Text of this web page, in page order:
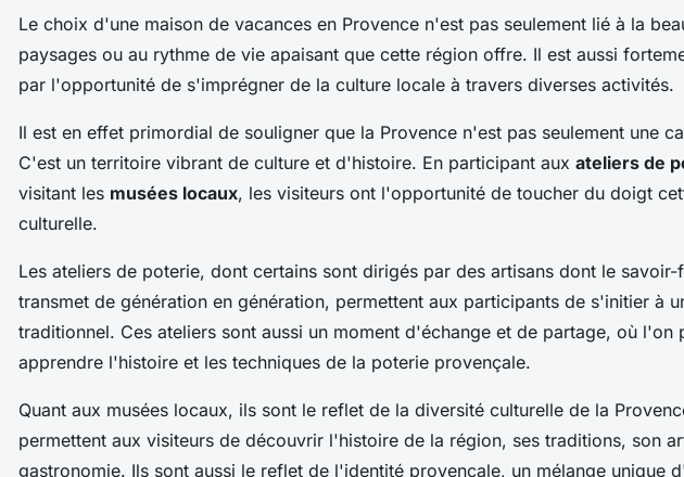
Le choix d'une maison de vacances en Provence n'est pas seulement lié à la
paysages ou au rythme de vie apaisant que cette région offre. Il est aussi
par l'opportunité de s'imprégner de la culture locale à travers diverses activités.
Il est en effet primordial de souligner que la Provence n'est pas seulement une
C'est un territoire vibrant de culture et d'histoire. En participant aux ateliers de
visitant les musées locaux, les visiteurs ont l'opportunité de toucher du doigt
culturelle.
Les ateliers de poterie, dont certains sont dirigés par des artisans dont le savoir-
transmet de génération en génération, permettent aux participants de s'initier à
traditionnel. Ces ateliers sont aussi un moment d'échange et de partage, où l'on
apprendre l'histoire et les techniques de la poterie provençale.
Quant aux musées locaux, ils sont le reflet de la diversité culturelle de la
permettent aux visiteurs de découvrir l'histoire de la région, ses traditions, son
gastronomie. Ils sont aussi le reflet de l'identité provençale, un mélange unique